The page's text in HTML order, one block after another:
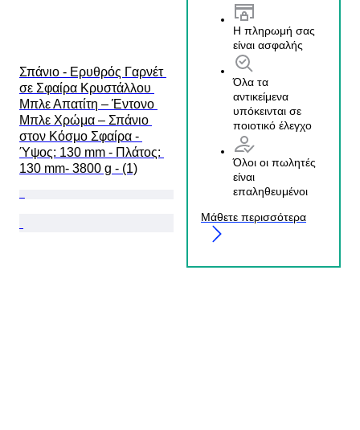
Η πληρωμή σας
είναι ασφαλής
Όλα τα
αντικείμενα
υπόκεινται σε
ποιοτικό έλεγχο
Όλοι οι πωλητές
είναι
επαληθευμένοι
Μάθετε περισσότερα
Σπάνιο - Ερυθρός Γαρνέτ
σε Σφαίρα Κρυστάλλου
Μπλε Απατίτη – Έντονο
Μπλε Χρώμα – Σπάνιο
στον Κόσμο Σφαίρα -
Ύψος: 130 mm - Πλάτος:
130 mm- 3800 g - (1)